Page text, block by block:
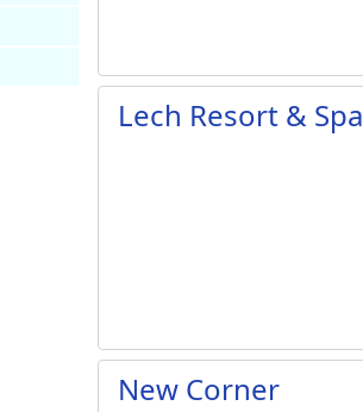
Lech Resort & Spa
New Corner